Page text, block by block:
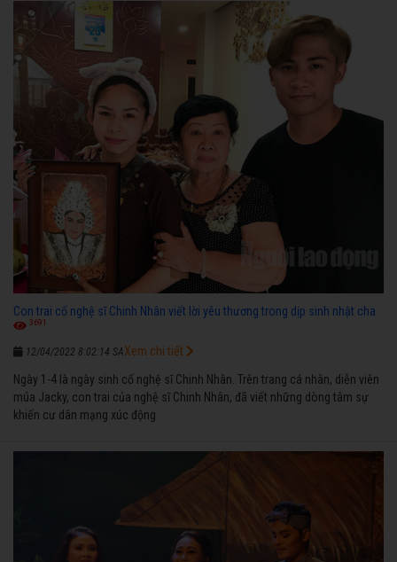
diễn”.
Con trai cố nghệ sĩ Chinh Nhân viết lời yêu thương trong dịp sinh nhật cha
3691
12/04/2022 8:02:14 SA
Ngày 1-4 là ngày sinh cố nghệ sĩ Chinh Nhân. Trên trang cá nhân, diễn viên
múa Jacky, con trai của nghệ sĩ Chinh Nhân, đã viết những dòng tâm sự
khiến cư dân mạng xúc động
Xem chi tiết